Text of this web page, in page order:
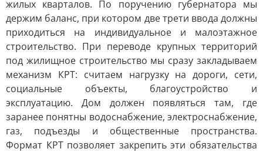
жилых кварталов. По поручению губернатора мы
держим баланс, при котором две трети ввода должны
приходиться на индивидуальное и малоэтажное
строительство. При переводе крупных территорий
под жилищное строительство мы сразу закладываем
механизм КРТ: считаем нагрузку на дороги, сети,
социальные объекты, благоустройство и
эксплуатацию. Дом должен появляться там, где
заранее понятны водоснабжение, электроснабжение,
газ, подъезды и общественные пространства.
Формат КРТ позволяет закрепить эти обязательства